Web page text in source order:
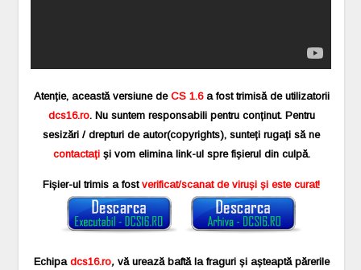
Atenție, această versiune de CS 1.6a fost trimisă de utilizatorii
dcs16.ro. Nu suntem responsabili pentru conținut. Pentru
sesizări / drepturi de autor(copyrights), sunteți rugați să ne
contactațiși vom elimina link-ul spre fișierul din culpă.
Fișier-ul trimis a fost verificat/scanat de viruși și este curat!
Echipa dcs16.ro,vă urează baftă la fraguri și așteaptă părerile